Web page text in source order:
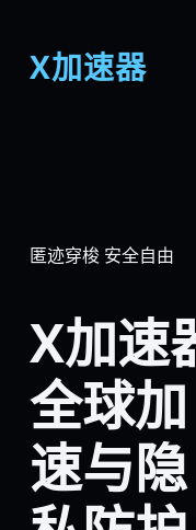
X加速器
匿迹穿梭 安全自由
X加速
全球加
速与隐